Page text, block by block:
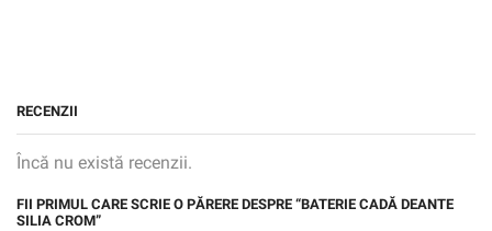
RECENZII
Încă nu există recenzii.
FII PRIMUL CARE SCRIE O PĂRERE DESPRE “BATERIE CADĂ DEANTE
SILIA CROM”